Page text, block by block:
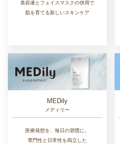
美容液とフェイスマスクの併用で
肌を育てる新しいスキンケア
MEDily
メディリー
医療発想を、毎日の習慣に。
専門性と日常性を両立した